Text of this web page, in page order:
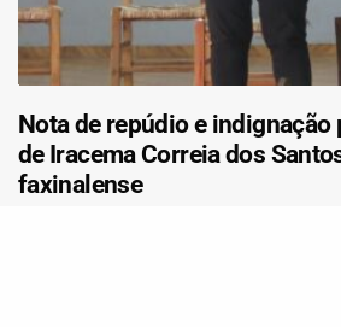
Nota de repúdio e indignação
de Iracema Correia dos
faxinalense